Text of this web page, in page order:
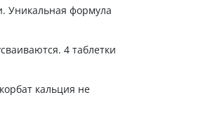
Уникальная формула
4 таблетки
кальция не